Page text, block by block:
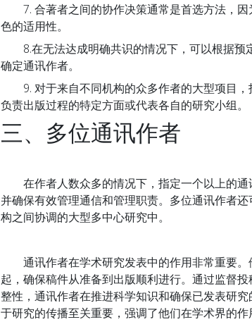
7. 合著者之间的协作决策通常是首选方法，因
色的适用性。
8.在无法达成明确共识的情况下，可以根据预
确定通讯作者。
9. 对于来自不同机构的众多作者的大型项目，
负责出版过程的特定方面或代表各自的研究小组。
三、多位通讯作者
在作者人数众多的情况下，指定一个以上的通
并确保有效管理通信和管理职责。多位通讯作者
构之间协调的大型多中心研究中。
通讯作者在学术研究发表中的作用非常重要。
起，确保稿件从准备到出版顺利进行。通过监督
整性，通讯作者在推进科学知识和确保已发表研
于研究的传播至关重要，强调了他们在学术界的作